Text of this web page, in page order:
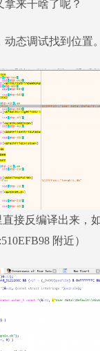
来干啥了呢？
动态调试找到位置。
接反编译出来，
附近）